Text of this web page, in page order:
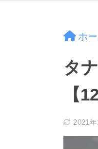
ホ
タ
【
2021